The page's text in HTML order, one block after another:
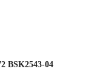
BSK2543-04